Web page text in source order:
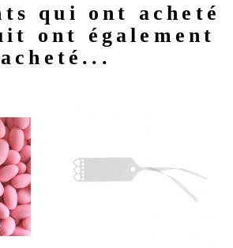
qui ont acheté
ont également
acheté...